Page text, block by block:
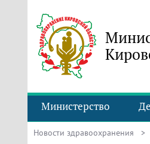
Министерство
Новости здравоохранения >